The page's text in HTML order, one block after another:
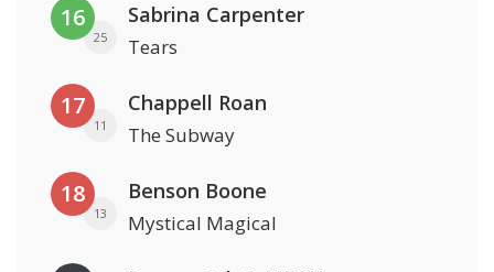
16
25
Sabrina Carpenter
Tears
17
11
Chappell Roan
The Subway
18
13
Benson Boone
Mystical Magical